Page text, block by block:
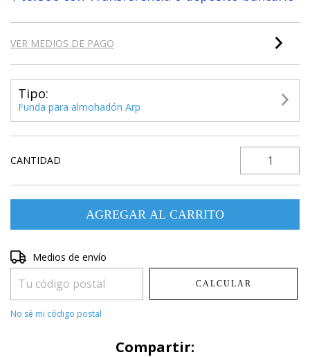
VER MEDIOS DE PAGO
Tipo:
Funda para almohadón Arp
CANTIDAD
Entregas para el CP:
Medios de envío
CALCULAR
No sé mi código postal
Compartir: